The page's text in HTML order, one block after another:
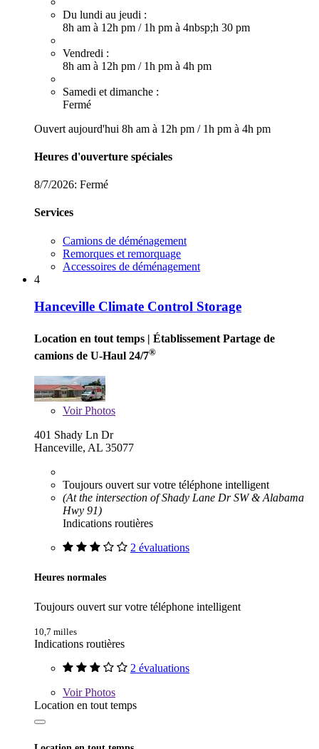
Du lundi au jeudi :
8h am à 12h pm / 1h pm à 4nbsp;h 30 pm
Vendredi :
8h am à 12h pm / 1h pm à 4h pm
Samedi et dimanche :
Fermé
Ouvert aujourd'hui 8h am à 12h pm / 1h pm à 4h pm
Heures d'ouverture spéciales
8/7/2026: Fermé
Services
Camions de déménagement
Remorques et remorquage
Accessoires de déménagement
4
Hanceville Climate Control Storage
Location en tout temps | Établissement Partage de
camions de U-Haul 24/7®
VoirPhotos
401 Shady Ln Dr
Hanceville, AL 35077
Toujours ouvert sur votre téléphone intelligent
(At the intersection of Shady Lane Dr SW & Alabama
Hwy 91)
Indications routières
2 évaluations
Heures normales
Toujours ouvert sur votre téléphone intelligent
10,7 milles
Indications routières
2 évaluations
VoirPhotos
Location en tout temps